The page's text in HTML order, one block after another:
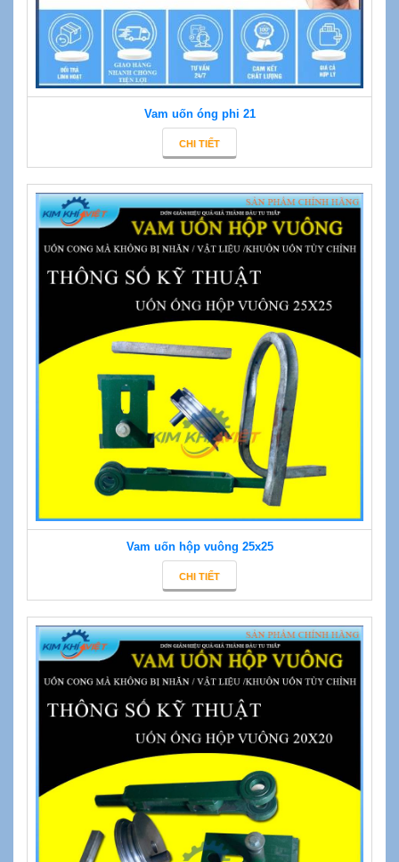
Vam uốn óng phi 21
CHI TIẾT
Vam uốn hộp vuông 25x25
CHI TIẾT